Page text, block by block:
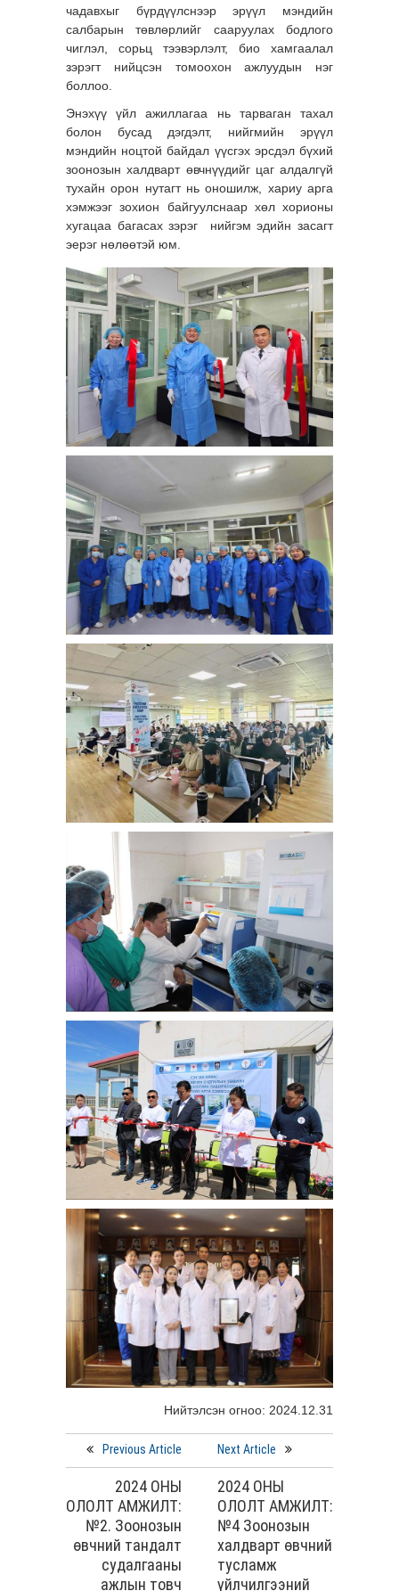
чадавхыг бүрдүүлснээр эрүүл мэндийн
салбарын төвлөрлийг сааруулах бодлого
чиглэл, сорьц тээвэрлэлт, био хамгаалал
зэрэгт нийцсэн томоохон ажлуудын нэг
боллоо.
Энэхүү үйл ажиллагаа нь тарваган тахал
болон бусад дэгдэлт, нийгмийн эрүүл
мэндийн ноцтой байдал үүсгэх эрсдэл бүхий
зоонозын халдварт өвчнүүдийг цаг алдалгүй
тухайн орон нутагт нь оношилж, хариу арга
хэмжээг зохион байгуулснаар хөл хорионы
хугацаа багасах зэрэг нийгэм эдийн засагт
эерэг нөлөөтэй юм.
Нийтэлсэн огноо: 2024.12.31
Previous Article
2024 ОНЫ
ОЛОЛТ АМЖИЛТ:
№2. Зоонозын
өвчний тандалт
судалгааны
ажлын товч
Next Article
2024 ОНЫ
ОЛОЛТ АМЖИЛТ:
№4 Зоонозын
халдварт өвчний
тусламж
үйлчилгээний